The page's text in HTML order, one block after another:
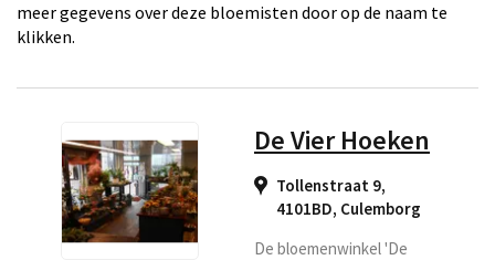
meer gegevens over deze bloemisten door op de naam te
klikken.
De Vier Hoeken
Tollenstraat 9,
4101BD, Culemborg
De bloemenwinkel 'De